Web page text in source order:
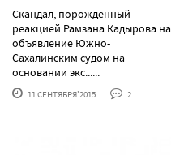
Скандал, порожденный
реакцией Рамзана Кадырова на
объявление Южно-
Сахалинским судом на
основании экс......
11 СЕНТЯБРЯ'2015 2